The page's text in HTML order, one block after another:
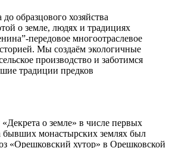
образцового хозяйства
о земле, людях и традициях
передовое многоотраслевое
Мы создаём экологичные
производство и заботимся
традиции предков
о земле» в числе первых
бывших монастырских землях был
«Орешковский хутор» в Орешковской